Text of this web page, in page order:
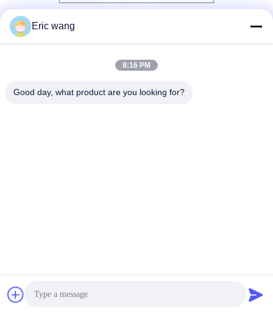
Eric wang
8:16 PM
Good day, what product are you looking for?